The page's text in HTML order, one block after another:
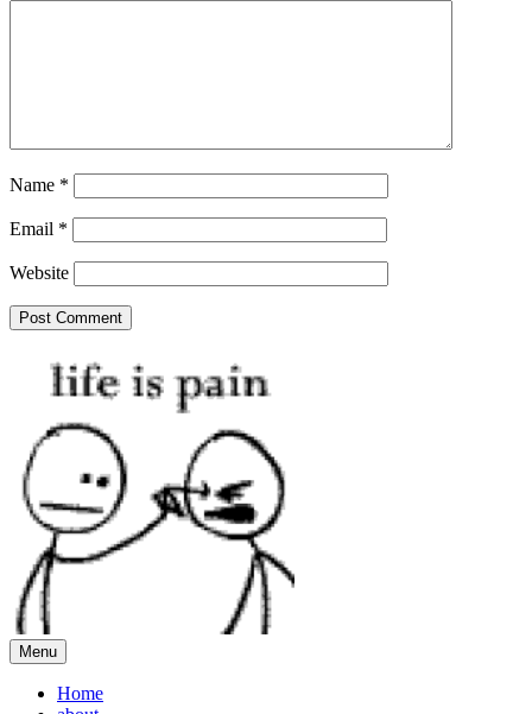
Name *
Email *
Website
Menu
Home